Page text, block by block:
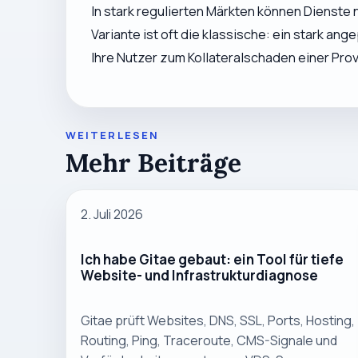
In stark regulierten Märkten können
Variante ist oft die klassische: ein stark
Ihre Nutzer zum Kollateralschaden einer
WEITERLESEN
Mehr Beiträge
2. Juli 2026
Ich habe Gitae gebaut: ein Tool für tiefe
Website- und Infrastrukturdiagnose
Gitae prüft Websites, DNS, SSL, Ports, Hosting,
Routing, Ping, Traceroute, CMS-Signale und